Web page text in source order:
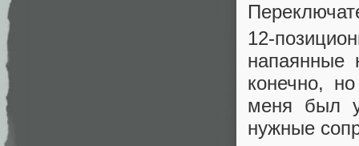
12-
напаянные
конечно,
меня был
нужные